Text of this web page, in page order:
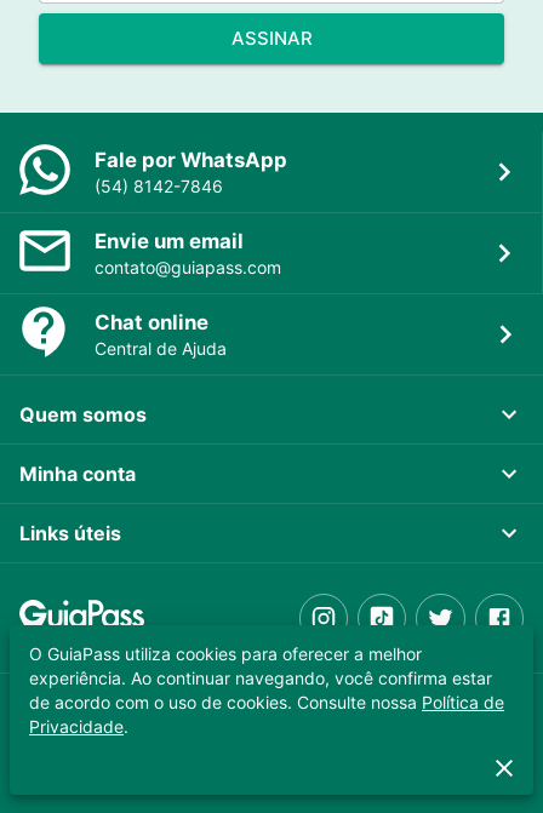
ASSINAR
Fale por WhatsApp
(54) 8142-7846
Envie um email
contato@guiapass.com
Chat online
Central de Ajuda
Quem somos
Minha conta
Links úteis
GUIAPASS TECNOLOGIA LTDA. CNPJ 37.989.806/0001-64
Copyright © 2025 - Todos os direitos reservados
O GuiaPass utiliza cookies para oferecer a melhor
experiência. Ao continuar navegando, você confirma estar
de acordo com o uso de cookies. Consulte nossa Política de
Privacidade.